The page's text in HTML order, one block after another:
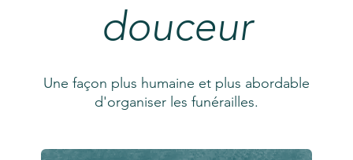
douceur
Une façon plus humaine et plus abordable
d'organiser les funérailles.